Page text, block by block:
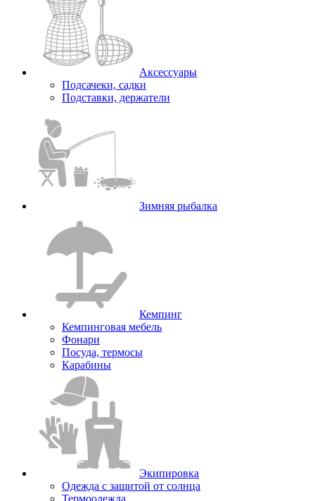
Аксессуары
Подсачеки, садки
Подставки, держатели
Зимняя рыбалка
Кемпинг
Кемпинговая мебель
Фонари
Посуда, термосы
Карабины
Экипировка
Одежда с защитой от солнца
Термоодежда